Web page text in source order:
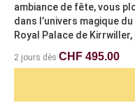
ambiance de fête, vous
dans l’univers magique
Royal Palace de Kirrwiller,
2 jours dès CHF 495.00